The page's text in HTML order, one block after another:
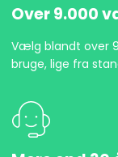
Over 9.000
Vælg blandt over
bruge, lige fra